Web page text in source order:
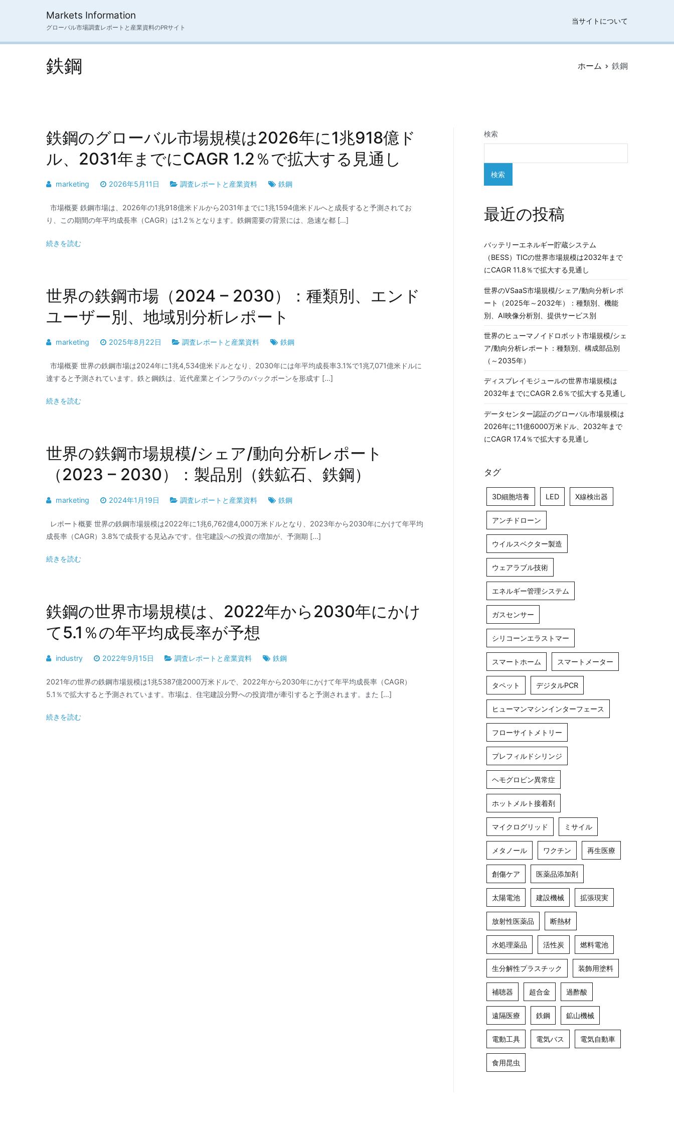
ス
Markets Information
グローバル市場調査レポートと産業資料のPRサイト
当サイトについて
鉄鋼 ホーム 鉄鋼
鉄鋼のグローバル市場規模は2026年に1兆918億ド
ル、2031年までにCAGR 1.2％で拡大する見通し
marketing 2026年5月11日 調査レポートと産業資料 鉄鋼
市場概要 鉄鋼市場は、2026年の1兆918億米ドルから2031年までに1兆1594億米ドルへと成長すると予測されてお
り、この期間の年平均成長率（CAGR）は1.2％となります。鉄鋼需要の背景には、急速な都 […]
続きを読む
世界の鉄鋼市場（2024 – 2030）：種類別、エンド
ユーザー別、地域別分析レポート
marketing 2025年8月22日 調査レポートと産業資料 鉄鋼
市場概要 世界の鉄鋼市場は2024年に1兆4,534億米ドルとなり、2030年には年平均成長率3.1%で1兆7,071億米ドルに
達すると予測されています。鉄と鋼鉄は、近代産業とインフラのバックボーンを形成す […]
続きを読む
世界の鉄鋼市場規模/シェア/動向分析レポート
（2023 – 2030）：製品別（鉄鉱石、鉄鋼）
marketing 2024年1月19日 調査レポートと産業資料 鉄鋼
レポート概要 世界の鉄鋼市場規模は2022年に1兆6,762億4,000万米ドルとなり、2023年から2030年にかけて年平均
成長率（CAGR）3.8%で成長する見込みです。住宅建設への投資の増加が、予測期 […]
続きを読む
鉄鋼の世界市場規模は、2022年から2030年にかけ
て5.1％の年平均成長率が予想
industry 2022年9月15日 調査レポートと産業資料 鉄鋼
2021年の世界の鉄鋼市場規模は1兆5387億2000万米ドルで、2022年から2030年にかけて年平均成長率（CAGR）
5.1％で拡大すると予測されています。市場は、住宅建設分野への投資増が牽引すると予測されます。また […]
続きを読む
検索
検索
最近の投稿
バッテリーエネルギー貯蔵システム
（BESS）TICの世界市場規模は2032年まで
にCAGR 11.8％で拡大する見通し
世界のVSaaS市場規模/シェア/動向分析レポ
ート（2025年～2032年）：種類別、機能
別、AI映像分析別、提供サービス別
世界のヒューマノイドロボット市場規模/シェ
ア/動向分析レポート：種類別、構成部品別
（～2035年）
ディスプレイモジュールの世界市場規模は
2032年までにCAGR 2.6％で拡大する見通し
データセンター認証のグローバル市場規模は
2026年に11億6000万米ドル、2032年まで
にCAGR 17.4％で拡大する見通し
タグ
3D細胞培養 LED X線検出器
アンチドローン
ウイルスベクター製造
ウェアラブル技術
エネルギー管理システム
ガスセンサー
シリコーンエラストマー
スマートホーム スマートメーター
タペット デジタルPCR
ヒューマンマシンインターフェース
フローサイトメトリー
プレフィルドシリンジ
ヘモグロビン異常症
ホットメルト接着剤
マイクログリッド ミサイル
メタノール ワクチン 再生医療
創傷ケア 医薬品添加剤
太陽電池 建設機械 拡張現実
放射性医薬品 断熱材
水処理薬品 活性炭 燃料電池
生分解性プラスチック 装飾用塗料
補聴器 超合金 過酢酸
遠隔医療 鉄鋼 鉱山機械
電動工具 電気バス 電気自動車
食用昆虫